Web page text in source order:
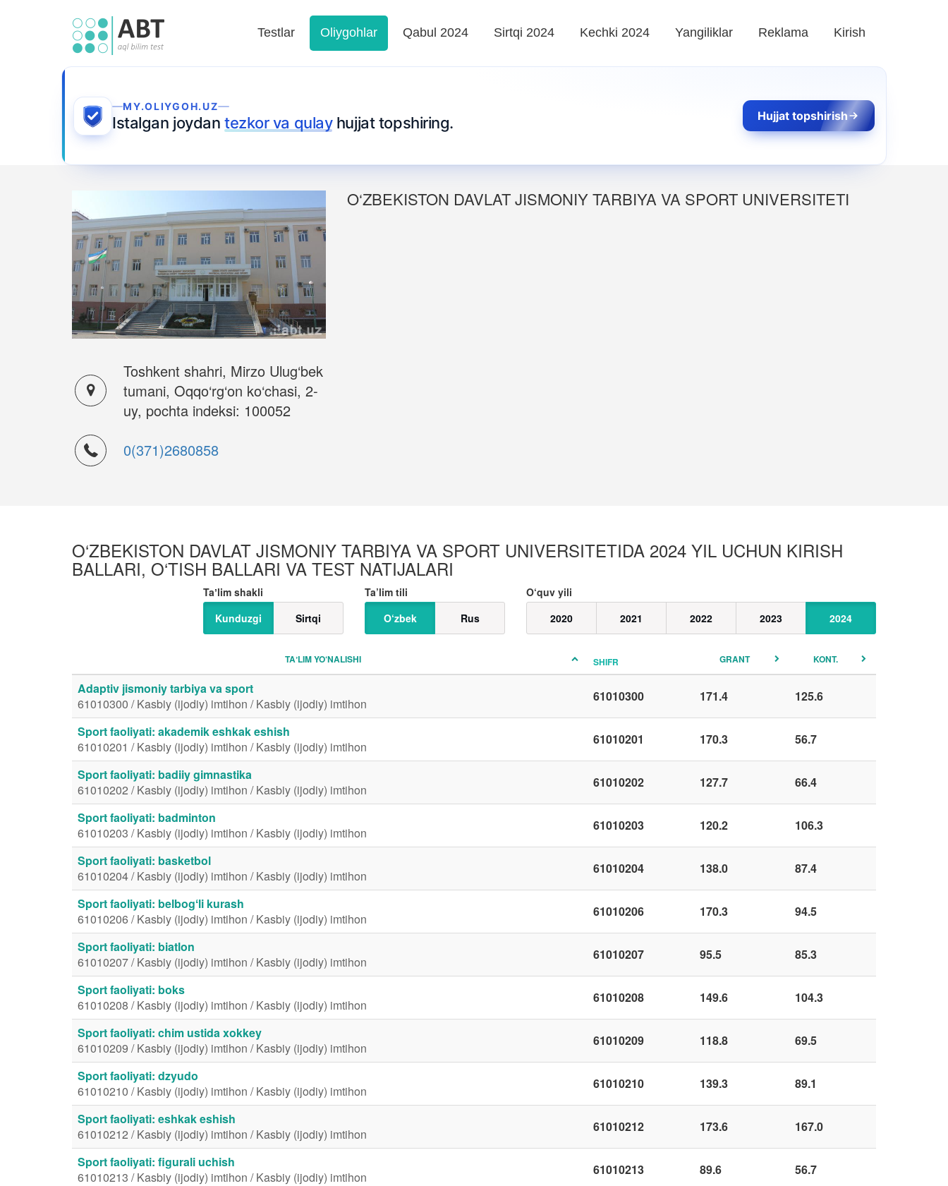
Testlar Oliygohlar Qabul 2024 Sirtqi 2024 Kechki 2024 Yangiliklar Reklama Kirish
MY.OLIYGOH.UZ
Istalgan joydan tezkor va qulayhujjat topshiring. Hujjat topshirish
Toshkent shahri, Mirzo Ulug‘bek
tumani, Oqqo‘rg‘on ko‘chasi, 2-
uy, pochta indeksi: 100052
0(371)2680858
O‘ZBEKISTON DAVLAT JISMONIY TARBIYA VA SPORT UNIVERSITETI
O‘ZBEKISTON DAVLAT JISMONIY TARBIYA VA SPORT UNIVERSITETIDA 2024 YIL UCHUN KIRISH
BALLARI, O‘TISH BALLARI VA TEST NATIJALARI
O‘quv yili
2020
2021 2022 2023 2024
Ta’lim tili
O‘zbek
Rus
Taʼlim shakli
Kunduzgi
Sirtqi
TAʼLIM YO‘NALISHI SHIFR GRANT KONT.
Adaptiv jismoniy tarbiya va sport
61010300 / Kasbiy (ijodiy) imtihon / Kasbiy (ijodiy) imtihon
61010300 171.4 125.6
Sport faoliyati: akademik eshkak eshish
61010201 / Kasbiy (ijodiy) imtihon / Kasbiy (ijodiy) imtihon
61010201 170.3 56.7
Sport faoliyati: badiiy gimnastika
61010202 / Kasbiy (ijodiy) imtihon / Kasbiy (ijodiy) imtihon
61010202 127.7 66.4
Sport faoliyati: badminton
61010203 / Kasbiy (ijodiy) imtihon / Kasbiy (ijodiy) imtihon
61010203 120.2 106.3
Sport faoliyati: basketbol
61010204 / Kasbiy (ijodiy) imtihon / Kasbiy (ijodiy) imtihon
61010204 138.0 87.4
Sport faoliyati: belbogʻli kurash
61010206 / Kasbiy (ijodiy) imtihon / Kasbiy (ijodiy) imtihon
61010206 170.3 94.5
Sport faoliyati: biatlon
61010207 / Kasbiy (ijodiy) imtihon / Kasbiy (ijodiy) imtihon
61010207 95.5 85.3
Sport faoliyati: boks
61010208 / Kasbiy (ijodiy) imtihon / Kasbiy (ijodiy) imtihon
61010208 149.6 104.3
Sport faoliyati: chim ustida xokkey
61010209 / Kasbiy (ijodiy) imtihon / Kasbiy (ijodiy) imtihon
61010209 118.8 69.5
Sport faoliyati: dzyudo
61010210 / Kasbiy (ijodiy) imtihon / Kasbiy (ijodiy) imtihon
61010210 139.3 89.1
Sport faoliyati: eshkak eshish
61010212 / Kasbiy (ijodiy) imtihon / Kasbiy (ijodiy) imtihon
61010212 173.6 167.0
Sport faoliyati: figurali uchish
61010213 / Kasbiy (ijodiy) imtihon / Kasbiy (ijodiy) imtihon
61010213 89.6 56.7